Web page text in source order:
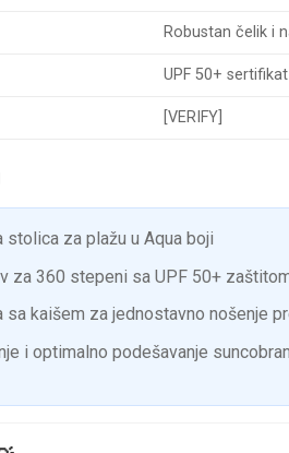
Robustan čelik i
UPF 50+
[VERIFY]
za plažu u Aqua boji
za 360 stepeni sa UPF 50+
kaišem za jednostavno nošenje
i optimalno podešavanje